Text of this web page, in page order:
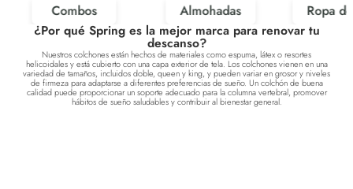
Combos Almohadas
Ropa
¿Por qué Spring es la mejor marca para renovar tu
descanso?
Nuestros colchones están hechos de materiales como espuma, látex o resortes
helicoidales y está cubierto con una capa exterior de tela. Los colchones vienen en una
variedad de tamaños, incluidos doble, queen y king, y pueden variar en grosor y niveles
de firmeza para adaptarse a diferentes preferencias de sueño. Un colchón de buena
calidad puede proporcionar un soporte adecuado para la columna vertebral, promover
hábitos de sueño saludables y contribuir al bienestar general.